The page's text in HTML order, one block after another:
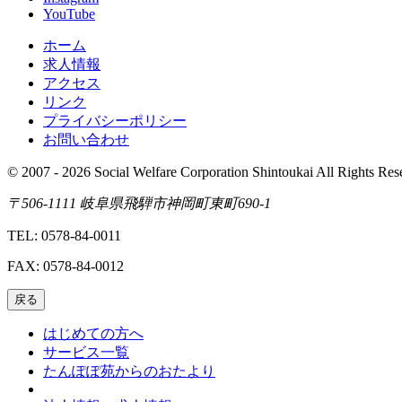
YouTube
ホーム
求人情報
アクセス
リンク
プライバシーポリシー
お問い合わせ
© 2007 - 2026 Social Welfare Corporation Shintoukai All Rights
〒506-1111 岐阜県飛騨市神岡町東町690-1
TEL: 0578-84-0011
FAX: 0578-84-0012
戻る
はじめての方へ
サービス一覧
たんぽぽ苑からのおたより